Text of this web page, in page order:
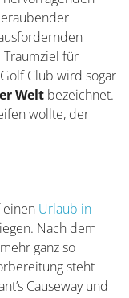
Park
Sportart und
für
der Welt
Eisen greifen